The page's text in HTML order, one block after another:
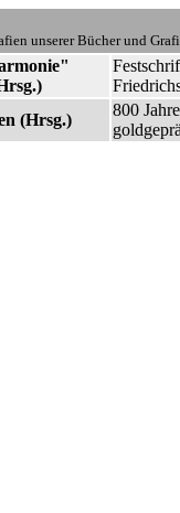
unserer Bücher und
(Hrsg.)
800